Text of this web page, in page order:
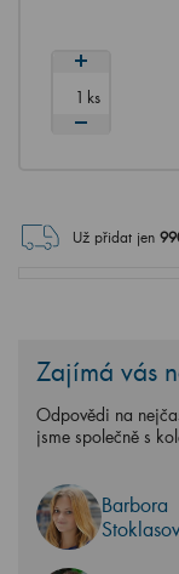
ks
Už přidat jen
Zajímá vás
Odpovědi na
jsme společně s
Barbora